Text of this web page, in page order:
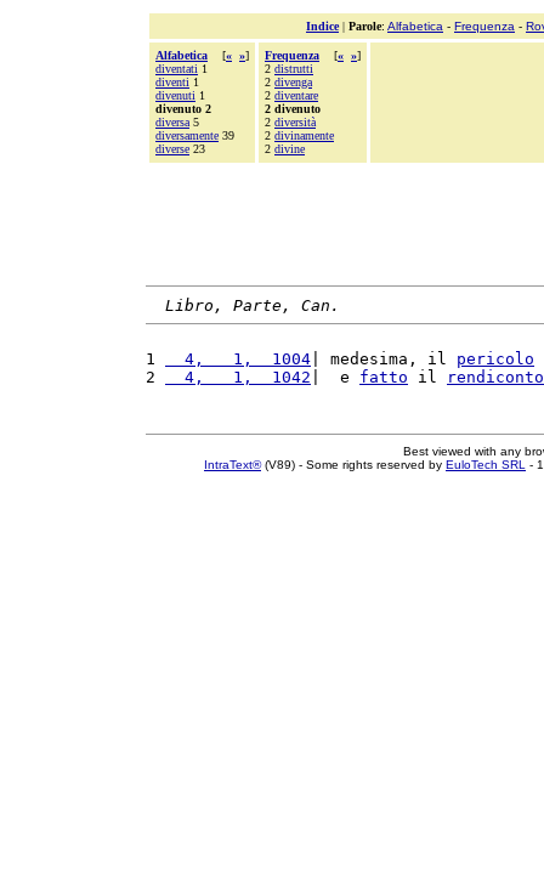
Indice| Parole: Alfabetica - Frequenza -
Alfabetica [« »]
diventati 1
diventi 1
divenuti 1
divenuto 2
diversa 5
diversamente 39
diverse 23
Frequenza [« »]
2 distrutti
2 divenga
2 diventare
2 divenuto
2 diversità
2 divinamente
2 divine
Libro, Parte, Can.
1
  4,   1,  1004
| medesima, il pericolo
2
  4,   1,  1042
|  e fatto il rendiconto
Best viewed with any
IntraText®(V89) - Some rights reserved by EuloTech SRL -